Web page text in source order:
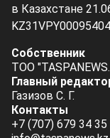
в Казахстане
Собственник
ТОО
Главный
Газизов С. Г.
Контакты
+7 (707) 679 34 35